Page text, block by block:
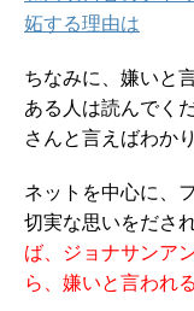
妬する理由は
ちなみに、嫌いと
ある人は読んでく
さんと言えばわか
ネットを中心に、
切実な思いをださ
ば、ジョナサンア
ら、嫌いと言われ